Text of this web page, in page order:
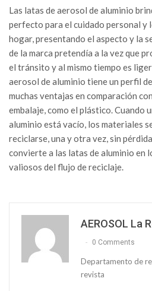
Las latas de aerosol de aluminio
perfecto para el cuidado personal y
hogar, presentando el aspecto y la
de la marca pretendía a la vez que
el tránsito y al mismo tiempo es
aerosol de aluminio tiene un perfil
muchas ventajas en comparación
embalaje, como el plástico. Cuando
aluminio está vacío, los materiales
reciclarse, una y otra vez, sin
convierte a las latas de aluminio en
valiosos del flujo de reciclaje.
AEROSOL La
0 Comments
Departamento de
revista